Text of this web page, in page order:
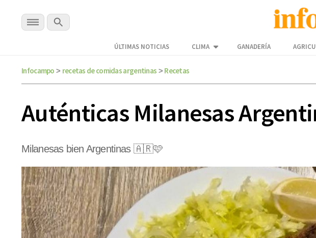
ÚLTIMAS NOTICIAS CLIMA GANADERÍA
Infocampo > recetas de comidas argentinas > Recetas
Auténticas Milanesas
Milanesas bien Argentinas 🇦🇷🩷